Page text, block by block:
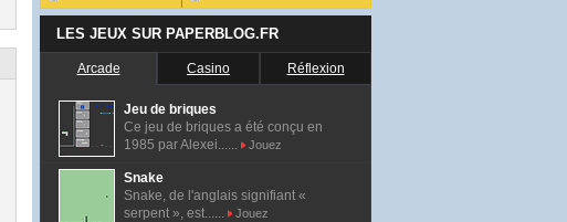
LES JEUX SUR PAPERBLOG.FR
Arcade Casino Réflexion
Jeu de briques
Ce jeu de briques a été conçu en
1985 par Alexei......
Jouez
Snake
Snake, de l'anglais signifiant «
serpent », est......
Jouez